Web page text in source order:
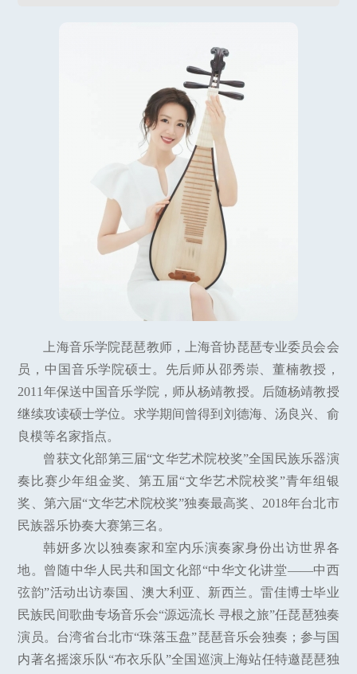
上海音乐学院琵琶教师，上海音协琵琶专业委员会会
员，中国音乐学院硕士。先后师从邵秀崇、董楠教授，
2011年保送中国音乐学院，师从杨靖教授。后随杨靖教授
继续攻读硕士学位。求学期间曾得到刘德海、汤良兴、俞
良模等名家指点。
曾获文化部第三届“文华艺术院校奖”全国民族乐器演
奏比赛少年组金奖、第五届“文华艺术院校奖”青年组银
奖、第六届“文华艺术院校奖”独奏最高奖、2018年台北市
民族器乐协奏大赛第三名。
韩妍多次以独奏家和室内乐演奏家身份出访世界各
地。曾随中华人民共和国文化部“中华文化讲堂——中西
弦韵”活动出访泰国、澳大利亚、新西兰。雷佳博士毕业
民族民间歌曲专场音乐会“源远流长 寻根之旅”任琵琶独奏
演员。台湾省台北市“珠落玉盘”琵琶音乐会独奏；参与国
内著名摇滚乐队“布衣乐队”全国巡演上海站任特邀琵琶独